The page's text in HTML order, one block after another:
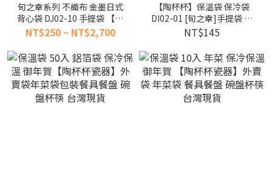
旬之幸系列 不織布 金墨日式
背心袋 DJ02-10 手提袋 【陶
杯杯】
NT$250 ~ NT$2,700
【陶杯杯】保溫袋 保冷袋
DI02-01 [旬之幸]手提袋 禮
盒包裝 中秋禮盒 海鮮 烤肉套
組 餐具便當盒餐盒盤台灣現
貨
NT$145